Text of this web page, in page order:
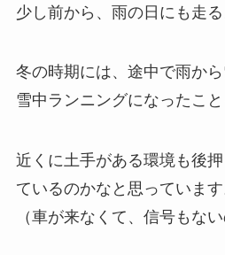
少し前から、雨の日にも走る
冬の時期には、途中で雨から
雪中ランニングになったこ
近くに土手がある環境も後
ているのかなと思っています
（車が来なくて、信号もない